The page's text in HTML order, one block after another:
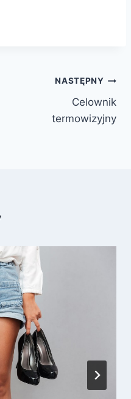
NASTĘPNY
Celownik
termowizyjny